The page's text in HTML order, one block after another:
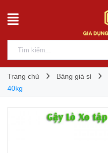
Trang chủ Bảng giá sỉ
40kg